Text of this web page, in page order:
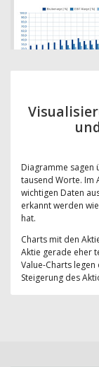
Diagramme sagen
tausend Worte. Im
wichtigen Daten
erkannt werden
hat.
Charts mit den
Aktie gerade eher
Value-Charts
Steigerung des